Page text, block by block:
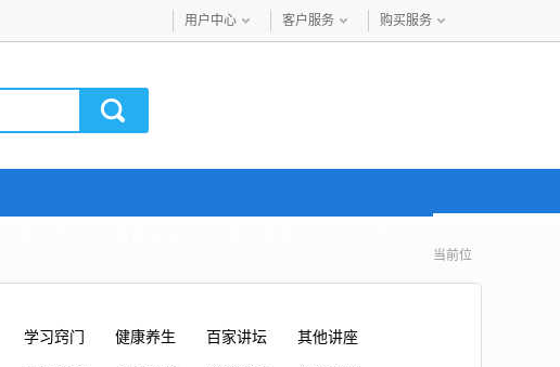
用户中心 客户服务 购买服务
当前位
学习窍门 健康养生 百家讲坛 其他讲座